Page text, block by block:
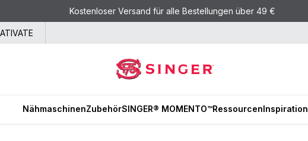
Kostenloser Versand für alle Bestellungen über 49 €
NähmaschinenZubehörSINGER® MOMENTO™RessourcenInspiration